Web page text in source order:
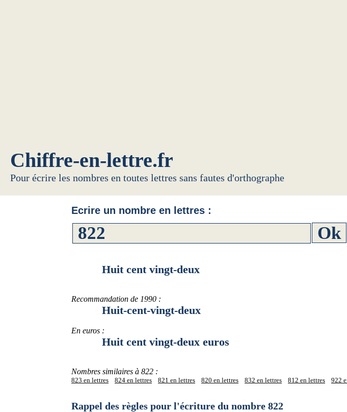
Chiffre-en-lettre.fr
Pour écrire les nombres en toutes lettres sans fautes d'orthographe
Ecrire un nombre en lettres :
Huit cent vingt-deux
Recommandation de 1990 :
Huit-cent-vingt-deux
En euros :
Huit cent vingt-deux euros
Nombres similaires à 822 :
823 en lettres 824 en lettres 821 en lettres 820 en lettres 832 en lettres 812 en lettres 922
Rappel des règles pour l'écriture du nombre 822